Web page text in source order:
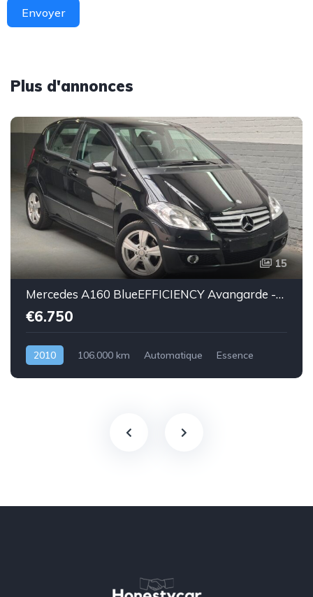
Envoyer
Plus d'annonces
15
Mercedes A160 BlueEFFICIENCY Avangarde -essence euro 5-2010-106.000km-Top état -Garantie
€6.750
2010 106.000 km Automatique Essence